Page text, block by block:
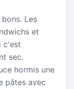
Les
et
c'est
sec.
hormis une
pâtes avec